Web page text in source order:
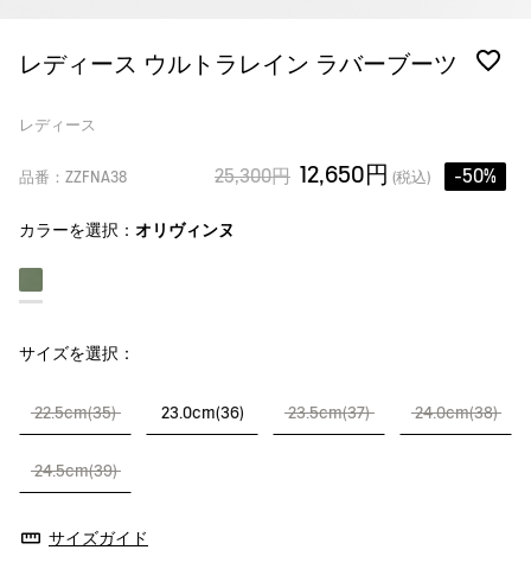
レディース ウルトラレイン ラバーブーツ
レディース
品番：ZZFNA38 25,300円 12,650円 (税込) -50%
カラーを選択： オリヴィンヌ
サイズを選択：
22.5cm(35) 23.0cm(36) 23.5cm(37) 24.0cm(38)
24.5cm(39)
サイズガイド